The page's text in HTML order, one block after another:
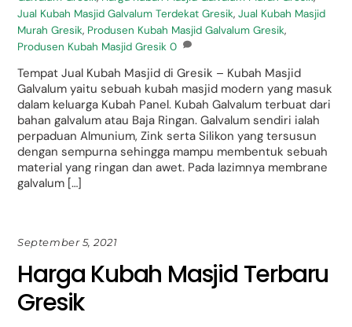
Jual Kubah Masjid Galvalum Terdekat Gresik,Jual Kubah Masjid
Murah Gresik, Produsen Kubah Masjid Galvalum Gresik,
Produsen Kubah Masjid Gresik 0
Tempat Jual Kubah Masjid di Gresik – Kubah Masjid
Galvalum yaitu sebuah kubah masjid modern yang masuk
dalam keluarga Kubah Panel. Kubah Galvalum terbuat dari
bahan galvalum atau Baja Ringan. Galvalum sendiri ialah
perpaduan Almunium, Zink serta Silikon yang tersusun
dengan sempurna sehingga mampu membentuk sebuah
material yang ringan dan awet. Pada lazimnya membrane
galvalum […]
September 5, 2021
Harga Kubah Masjid Terbaru
Gresik